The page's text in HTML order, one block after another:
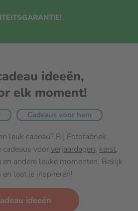
GARANTIE!
ideeën,
elk moment!
Cadeaus voor hem
leuk cadeau? Bij Fotofabriek
voorverjaardagen, kerst,
en andere leuke momenten. Bekijk
en laat je inspireren!
ideeën